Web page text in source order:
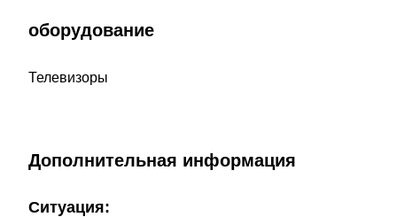
оборудование
Телевизоры
Дополнительная информация
Ситуация: